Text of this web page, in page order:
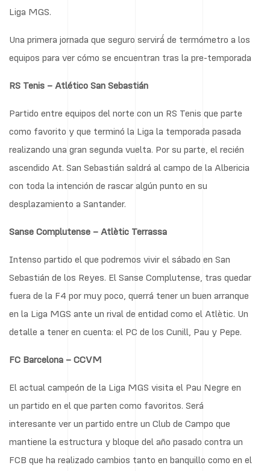
Liga MGS.
Una primera jornada que seguro servirá́ de termómetro a los
equipos para ver cómo se encuentran tras la pre-temporada
RS Tenis – Atlético San Sebastián
Partido entre equipos del norte con un RS Tenis que parte
como favorito y que terminó la Liga la temporada pasada
realizando una gran segunda vuelta. Por su parte, el recién
ascendido At. San Sebastián saldrá al campo de la Albericia
con toda la intención de rascar algún punto en su
desplazamiento a Santander.
Sanse Complutense – Atlètic Terrassa
Intenso partido el que podremos vivir el sábado en San
Sebastián de los Reyes. El Sanse Complutense, tras quedar
fuera de la F4 por muy poco, querrá tener un buen arranque
en la Liga MGS ante un rival de entidad como el Atlètic. Un
detalle a tener en cuenta: el PC de los Cunill, Pau y Pepe.
FC Barcelona – CCVM
El actual campeón de la Liga MGS visita el Pau Negre en
un partido en el que parten como favoritos. Será
interesante ver un partido entre un Club de Campo que
mantiene la estructura y bloque del año pasado contra un
FCB que ha realizado cambios tanto en banquillo como en el